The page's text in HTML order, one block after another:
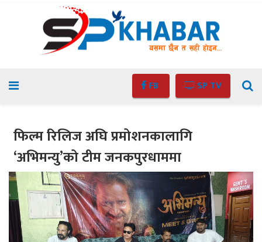
FB SP TV
फिल्म रिलिज अघि प्रमोशनकालागि
‘अभिमन्यु’को टीम जनकपुरधाममा